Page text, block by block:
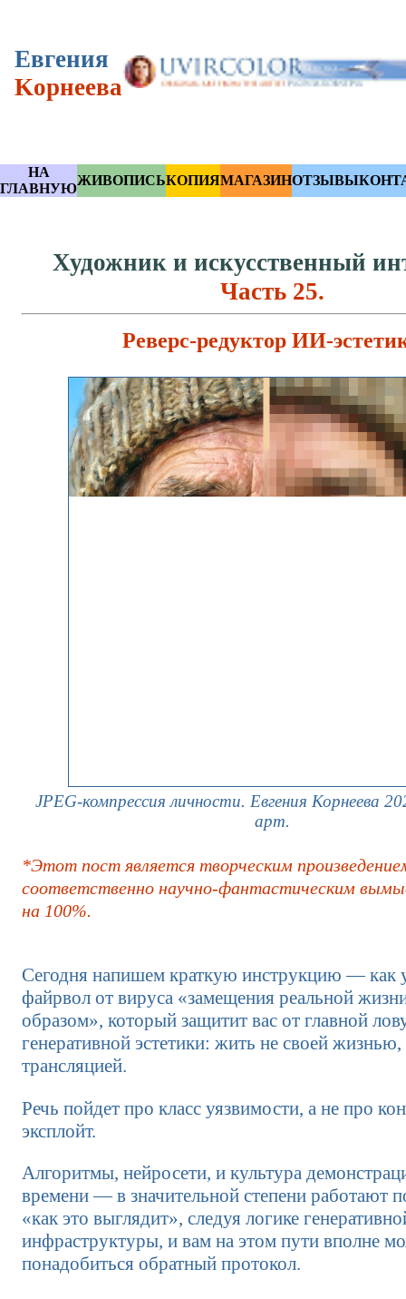
Eвгения
Kорнеева
НА
ГЛАВНУЮ
ЖИВОПИСЬКОПИЯМАГАЗИНОТЗЫВЫ
Художник и искусственный
Часть 25.
Реверс-редуктор ИИ-
JPEG-компрессия личности. Евгения Корнеева
арт.
*Этот пост является творческим
соответственно научно-фантастическим
на 100%.
Сегодня напишем краткую инструкцию — как
файрвол от вируса «замещения реальной
образом», который защитит вас от главной
генеративной эстетики: жить не своей жизнью,
трансляцией.
Речь пойдет про класс уязвимости, а не про
эксплойт.
Алгоритмы, нейросети, и культура
времени — в значительной степени работают
«как это выглядит», следуя логике
инфраструктуры, и вам на этом пути вполне
понадобиться обратный протокол.